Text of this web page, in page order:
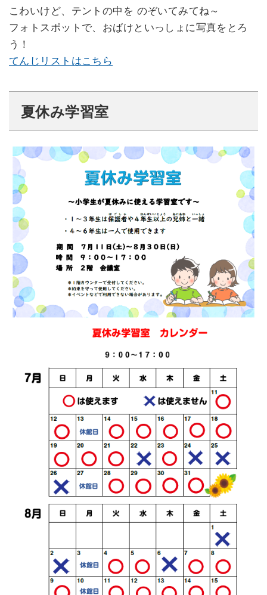
こわいけど、テントの中を のぞいてみてね～
フォトスポットで、おばけといっしょに写真をとろ
う！
てんじリストはこちら
夏休み学習室